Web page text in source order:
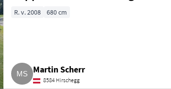
R. v. 2008 680 cm
Martin Scherr
8584 Hirschegg